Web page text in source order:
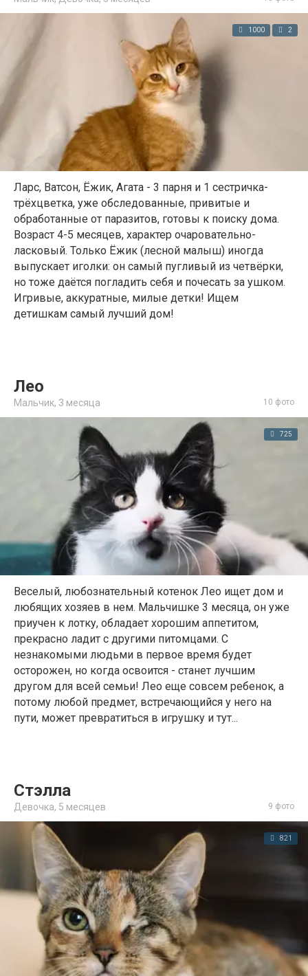
1000 2
Ларс, Ватсон, Ёжик, Агата - 3 парня и 1 сестричка-
трёхцветка, уже обследованные, привитые и
обработанные от паразитов, готовы к поиску дома.
Возраст 4-5 месяцев, характер очаровательно-
ласковый. Только Ёжик (лесной малыш) иногда
выпускает иголки: он самый пугливый из четвёрки,
но тоже даётся погладить себя и почесать за ушком.
Игривые, аккуратные, милые детки! Ищем
детишкам самый лучший дом!
Лео
Мальчик, 3 месяца 10 фото
725
Веселый, любознательный котенок Лео ищет дом и
любящих хозяев в нем. Мальчишке 3 месяца, он уже
приучен к лотку, обладает хорошим аппетитом,
прекрасно ладит с другими питомцами. С
незнакомыми людьми в первое время будет
осторожен, но когда освоится - станет лучшим
другом для всей семьи! Лео еще совсем ребенок, а
потому любой предмет, встречающийся у него на
пути, может превратиться в игрушку и тут...
Стэлла
Девочка, 5 месяцев 9 фото
821